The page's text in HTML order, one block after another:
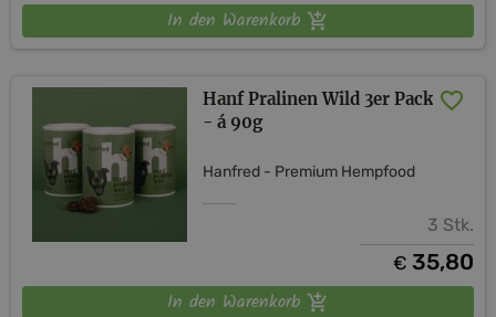
In den Warenkorb
Hanf Pralinen Wild 3er Pack
- á 90g
Hanfred - Premium Hempfood
3 Stk.
€ 35,80
In den Warenkorb